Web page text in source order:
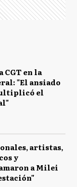
CGT en la
el
artistas,
y
a Milei